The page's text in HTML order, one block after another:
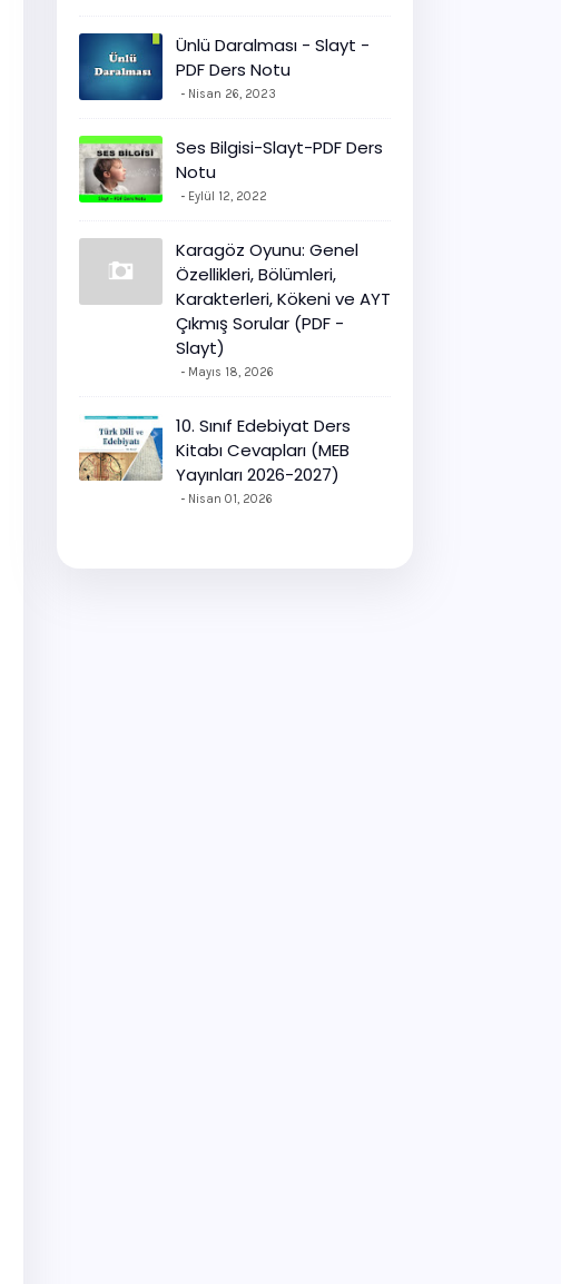
Ünlü Daralması - Slayt -
PDF Ders Notu
Nisan 26, 2023
Ses Bilgisi-Slayt-PDF Ders
Notu
Eylül 12, 2022
Karagöz Oyunu: Genel
Özellikleri, Bölümleri,
Karakterleri, Kökeni ve AYT
Çıkmış Sorular (PDF -
Slayt)
Mayıs 18, 2026
10. Sınıf Edebiyat Ders
Kitabı Cevapları (MEB
Yayınları 2026-2027)
Nisan 01, 2026